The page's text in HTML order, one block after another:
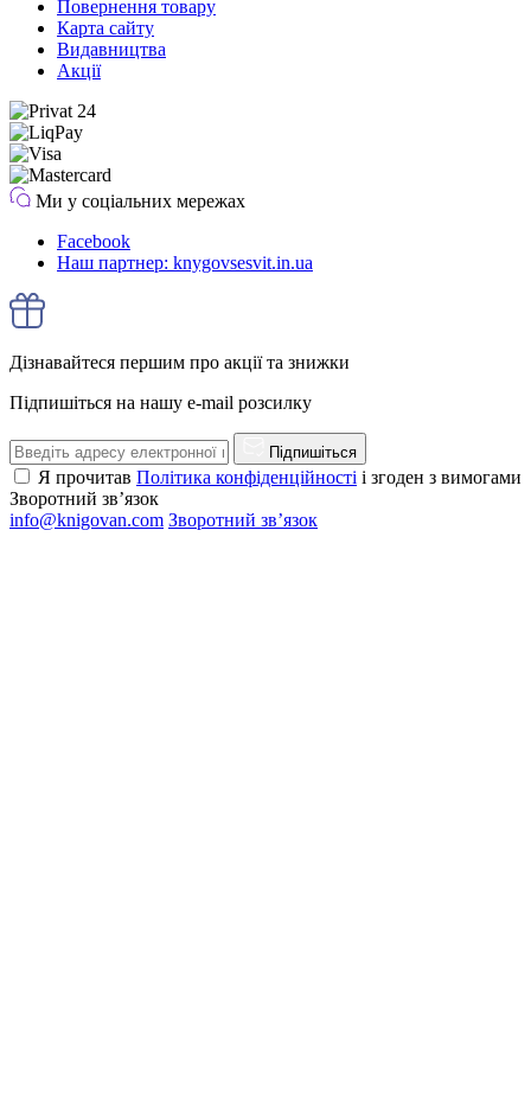
Повернення товару
Карта сайту
Видавництва
Акції
Ми у соціальних мережах
Facebook
Наш партнер: knygovsesvit.in.ua
Дізнавайтеся першим про акції та знижки
Підпишіться на нашу e-mail розсилку
Підпишіться
Я прочитав Політика конфіденційності і згоден з вимогами
Зворотний зв’язок
info@knigovan.com Зворотний зв’язок